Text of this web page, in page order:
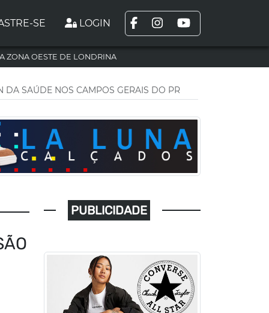
SE LOGIN
ZONA OESTE DE LONDRINA
DA SAÚDE NOS CAMPOS GERAIS DO PR
PUBLICIDADE